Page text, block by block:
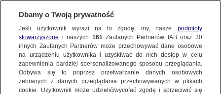
KONTAKT24
Wyślij Materiał
WYŚLIJ MATERIAŁDzień dobry!
Jedno konto do wszystkich usług
NAJNOWSZE
MATERIAŁ UŻYTKOWNIKA
Dbamy o Twoją prywatność
Jeśli użytkownik wyrazi na to zgodę, my, nasze podmioty
stowarzyszone i naszych 161Zaufanych Partnerów IAB oraz 30
innych Zaufanych Partnerów może przechowywać dane osobowe
na urządzeniu użytkownika i uzyskiwać do nich dostęp w celu
zapewnienia bardziej spersonalizowanego sposobu przeglądania.
Odbywa się to poprzez przetwarzanie danych osobowych
zebranych z danych przeglądania przechowywanych w plikach
cookie. Użytkownik może udzielić/wycofać zgodę i sprzeciwić się